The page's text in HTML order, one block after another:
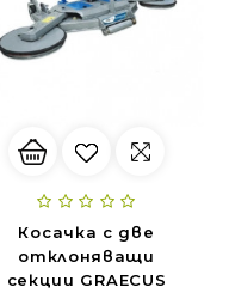
Косачка с две
отклоняващи
секции GRAECUS